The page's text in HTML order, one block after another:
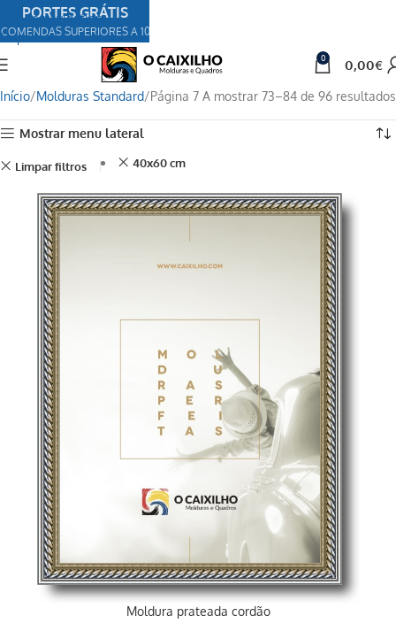
Skip to navigation
Skip to main content
0 0,00€
Início Molduras Standard Página 7 A mostrar 73–84 de 96 resultados
Mostrar menu lateral
Limpar filtros 40x60 cm
Moldura prateada cordão
PORTES GRÁTIS
SUPERIORES A 100€